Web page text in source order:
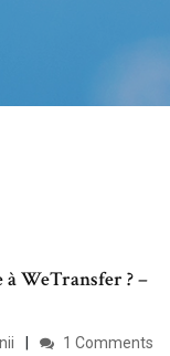
WeTransfer ? –
1 Comments